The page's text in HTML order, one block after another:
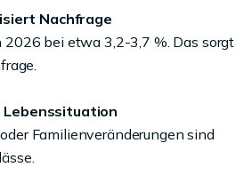
Nachfrage
2026 bei etwa 3,2-3,7 %. Das sorgt
Lebenssituation
Familienveränderungen sind